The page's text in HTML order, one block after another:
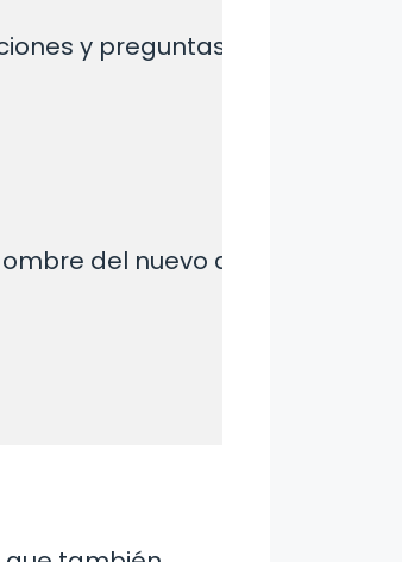
y preguntas, se procede a
del nuevo